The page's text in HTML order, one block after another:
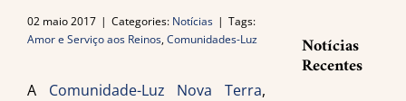
02 maio 2017 | Categories: Notícias | Tags:
Amor e Serviço aos Reinos,Comunidades-Luz
A Comunidade-Luz Nova Terra,
Notícias
Recentes